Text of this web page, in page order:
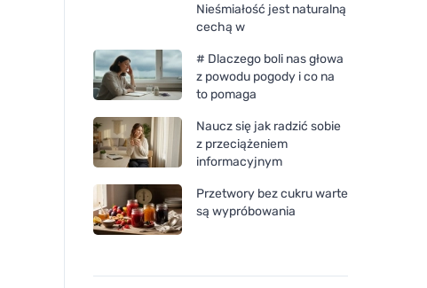
Nieśmiałość jest naturalną
cechą w
# Dlaczego boli nas głowa
z powodu pogody i co na
to pomaga
Naucz się jak radzić sobie
z przeciążeniem
informacyjnym
Przetwory bez cukru warte
są wypróbowania